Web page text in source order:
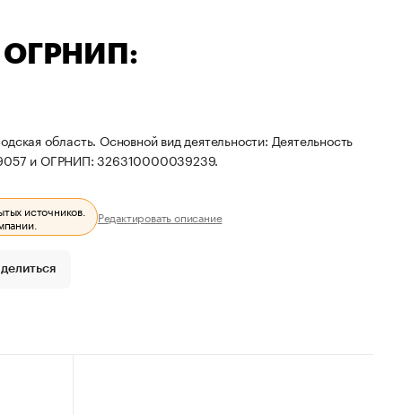
ОГРНИП:
область. Основной вид деятельности: Деятельность
и ОГРНИП: 326310000039239.
источников.
Редактировать описание